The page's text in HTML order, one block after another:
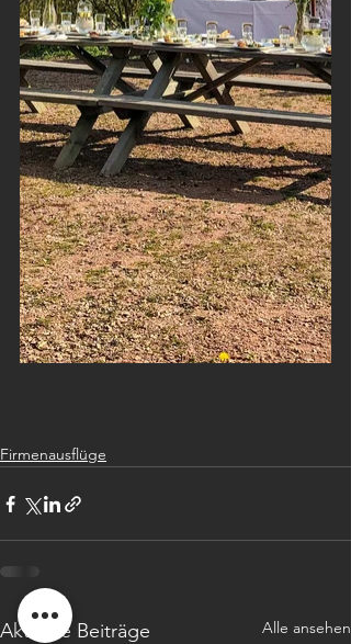
Firmenausflüge
Aktuelle Beiträge Alle ansehen